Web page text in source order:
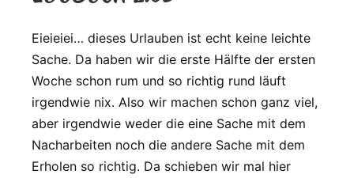
Eieieiei… dieses Urlauben ist echt keine leichte
Sache. Da haben wir die erste Hälfte der ersten
Woche schon rum und so richtig rund läuft
irgendwie nix. Also wir machen schon ganz viel,
aber irgendwie weder die eine Sache mit dem
Nacharbeiten noch die andere Sache mit dem
Erholen so richtig. Da schieben wir mal hier